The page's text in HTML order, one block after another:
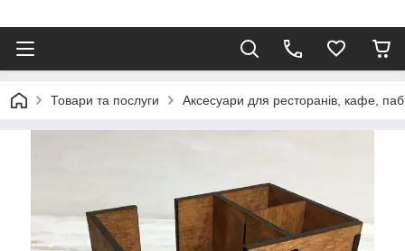
Товари та послуги Аксесуари для ресторанів, кафе,